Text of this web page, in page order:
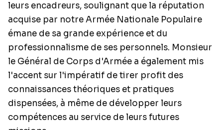
leurs encadreurs, soulignant que la réputation
acquise par notre Armée Nationale Populaire
émane de sa grande expérience et du
professionnalisme de ses personnels. Monsieur
le Général de Corps d'Armée a également mis
l'accent sur l'impératif de tirer profit des
connaissances théoriques et pratiques
dispensées, à même de développer leurs
compétences au service de leurs futures